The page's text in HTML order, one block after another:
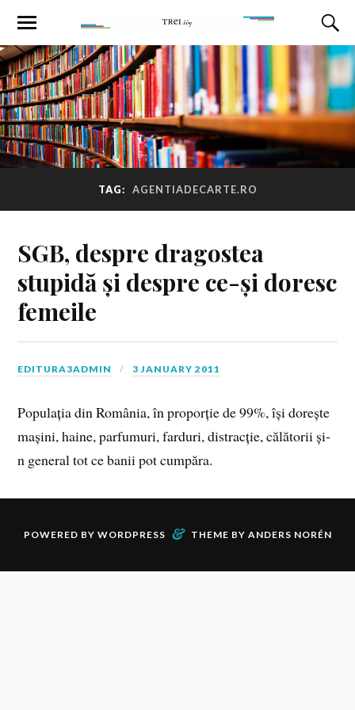
TAG: AGENTIADECARTE.RO
SGB, despre dragostea
stupidă și despre ce-și doresc
femeile
EDITURA3ADMIN 3 JANUARY 2011
Populația din România, în proporție de 99%, își dorește
mașini, haine, parfumuri, farduri, distracție, călătorii și-
n general tot ce banii pot cumpăra.
POWERED BY WORDPRESS & THEME BY ANDERS NORÉN